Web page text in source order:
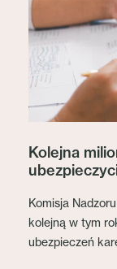
Kolejna
Komisja
kolejną w tym
ubezpieczeń